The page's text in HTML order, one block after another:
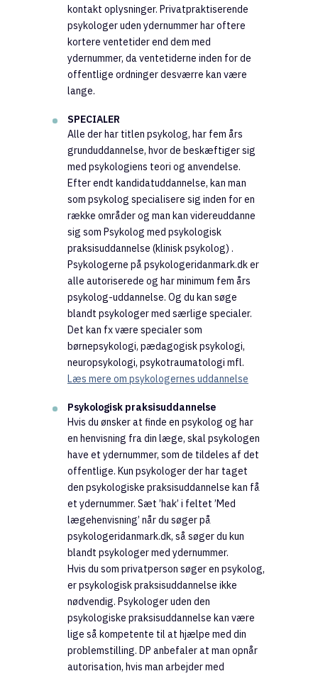
kontakt oplysninger. Privatpraktiserende
psykologer uden ydernummer har oftere
kortere ventetider end dem med
ydernummer, da ventetiderne inden for de
offentlige ordninger desværre kan være
lange.
SPECIALER
Alle der har titlen psykolog, har fem års
grunduddannelse, hvor de beskæftiger sig
med psykologiens teori og anvendelse.
Efter endt kandidatuddannelse, kan man
som psykolog specialisere sig inden for en
række områder og man kan videreuddanne
sig som Psykolog med psykologisk
praksisuddannelse (klinisk psykolog) .
Psykologerne på psykologeridanmark.dk er
alle autoriserede og har minimum fem års
psykolog-uddannelse. Og du kan søge
blandt psykologer med særlige specialer.
Det kan fx være specialer som
børnepsykologi, pædagogisk psykologi,
neuropsykologi, psykotraumatologi mfl.
Læs mere om psykologernes uddannelse
Psykologisk praksisuddannelse
Hvis du ønsker at finde en psykolog og har
en henvisning fra din læge, skal psykologen
have et ydernummer, som de tildeles af det
offentlige. Kun psykologer der har taget
den psykologiske praksisuddannelse kan få
et ydernummer. Sæt ’hak’ i feltet ’Med
lægehenvisning’ når du søger på
psykologeridanmark.dk, så søger du kun
blandt psykologer med ydernummer.
Hvis du som privatperson søger en psykolog,
er psykologisk praksisuddannelse ikke
nødvendig. Psykologer uden den
psykologiske praksisuddannelse kan være
lige så kompetente til at hjælpe med din
problemstilling. DP anbefaler at man opnår
autorisation, hvis man arbejder med